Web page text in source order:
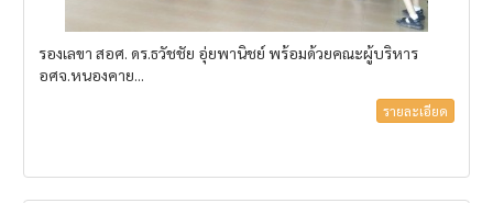
รองเลขา สอศ. ดร.ธวัชชัย อุ่ยพานิชย์ พร้อมด้วยคณะผู้บริหาร
อศจ.หนองคาย...
รายละเอียด